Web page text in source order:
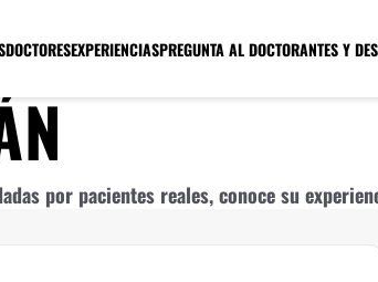
DOCTORESEXPERIENCIASPREGUNTA AL DOCTORANTES Y
por pacientes reales, conoce su